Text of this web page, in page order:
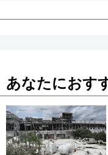
あなたにおす